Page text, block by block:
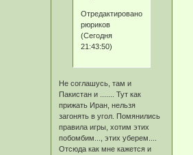
Отредактировано
рюриков
(Сегодня
21:43:50)
Не соглашусь, там и
Пакистан и ....... Тут как
прижать Иран, нельзя
загонять в угол. Помянились
правила игры, хотим этих
побомбим..., этих уберем....
Отсюда как мне кажется и